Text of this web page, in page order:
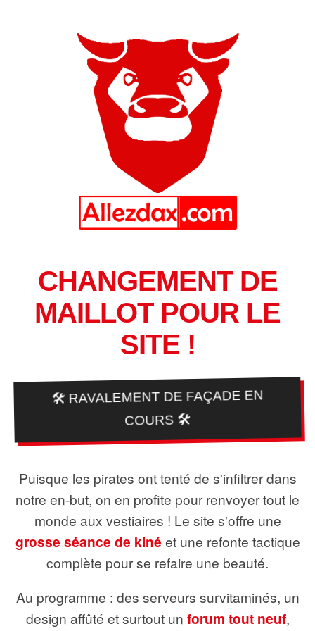
CHANGEMENT DE
MAILLOT POUR LE
SITE !
🛠️ RAVALEMENT DE FAÇADE EN
COURS 🛠️
Puisque les pirates ont tenté de s'infiltrer dans
notre en-but, on en profite pour renvoyer tout le
monde aux vestiaires ! Le site s'offre une
grosse séance de kiné et une refonte tactique
complète pour se refaire une beauté.
Au programme : des serveurs survitaminés, un
design affûté et surtout un forum tout neuf,